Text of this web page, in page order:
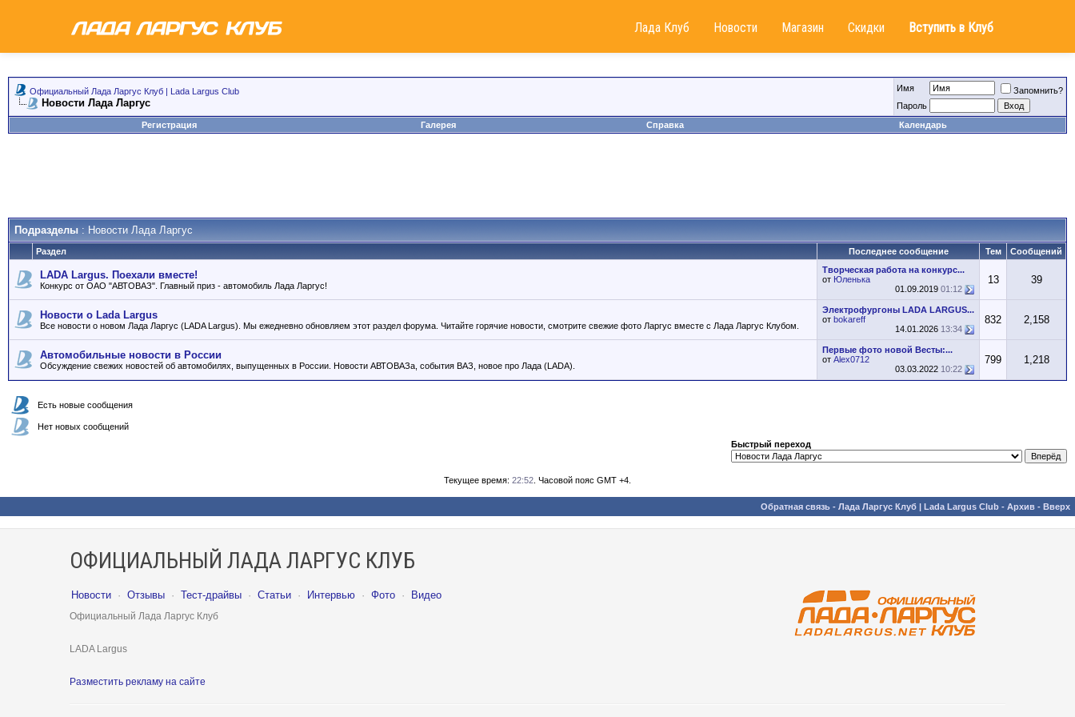
Лада Клуб Новости Магазин Скидки Вступить в Клуб
Официальный Лада Ларгус Клуб | Lada Largus Club
Новости Лада Ларгус
Имя
Запомнить?
Пароль
Регистрация
Галерея Справка Календарь
Подразделы : Новости Лада Ларгус
Раздел Последнее сообщение Тем Сообщений
LADA Largus. Поехали вместе!
Конкурс от ОАО "АВТОВАЗ". Главный приз - автомобиль Лада Ларгус!
Творческая работа на конкурс...
от Юленька
01.09.2019 01:12
13 39
Новости о Lada Largus
Все новости о новом Лада Ларгус (LADA Largus). Мы ежедневно обновляем этот раздел форума. Читайте горячие новости, смотрите свежие фото Ларгус вместе с Лада Ларгус Клубом.
Электрофургоны LADA LARGUS...
от bokareff
14.01.2026 13:34
832 2,158
Автомобильные новости в России
Обсуждение свежих новостей об автомобилях, выпущенных в России. Новости АВТОВАЗа, события ВАЗ, новое про Лада (LADA).
Первые фото новой Весты:...
от Alex0712
03.03.2022 10:22
799 1,218
Есть новые сообщения
Нет новых сообщений
Быстрый переход
Текущее время: 22:52 . Часовой пояс GMT +4.
Обратная связь - Лада Ларгус Клуб | Lada Largus Club - Архив - Вверх
ОФИЦИАЛЬНЫЙ ЛАДА ЛАРГУС КЛУБ
Новости · Отзывы · Тест-драйвы · Статьи · Интервью · Фото · Видео
Официальный Лада Ларгус Клуб
LADA Largus
Разместить рекламу на сайте